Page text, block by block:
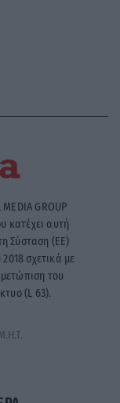
GROUP
κατέχει αυτή
Σύσταση (ΕΕ)
σχετικά με
του
(L 63).